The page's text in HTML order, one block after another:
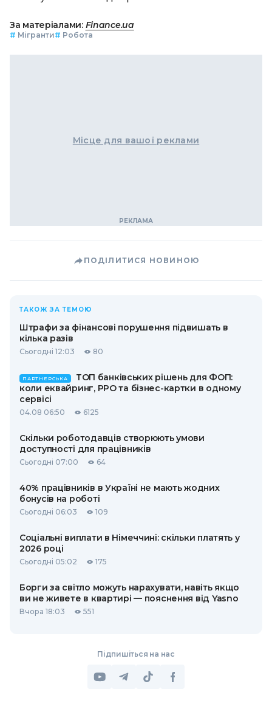
За матеріалами: Finance.ua
# Мігранти# Робота
Місце для вашої реклами
ПОДІЛИТИСЯ НОВИНОЮ
ТАКОЖ ЗА ТЕМОЮ
Штрафи за фінансові порушення підвишать в
кілька разів
Сьогодні 12:03 80
ПАРТНЕРСЬКА
ТОП банківських рішень для ФОП:
коли еквайринг, РРО та бізнес-картки в одному
сервісі
04.08 06:50 6125
Скільки роботодавців створюють умови
доступності для працівників
Сьогодні 07:00 64
40% працівників в Україні не мають жодних
бонусів на роботі
Сьогодні 06:03 109
Соціальні виплати в Німеччині: скільки платять у
2026 році
Сьогодні 05:02 175
Борги за світло можуть нарахувати, навіть якщо
ви не живете в квартирі — пояснення від Yasno
Вчора 18:03 551
Підпишіться на нас